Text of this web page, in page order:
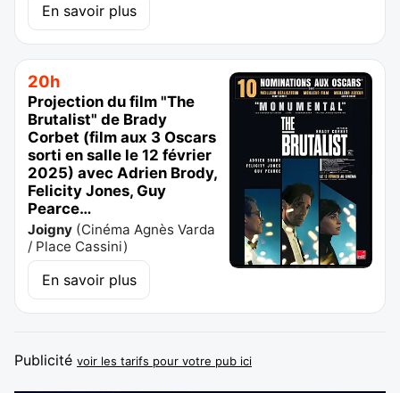
En savoir plus
20h
Projection du film "The
Brutalist" de Brady
Corbet (film aux 3 Oscars
sorti en salle le 12 février
2025) avec Adrien Brody,
Felicity Jones, Guy
Pearce…
Joigny (Cinéma Agnès Varda
/ Place Cassini)
En savoir plus
Publicité voir les tarifs pour votre pub ici